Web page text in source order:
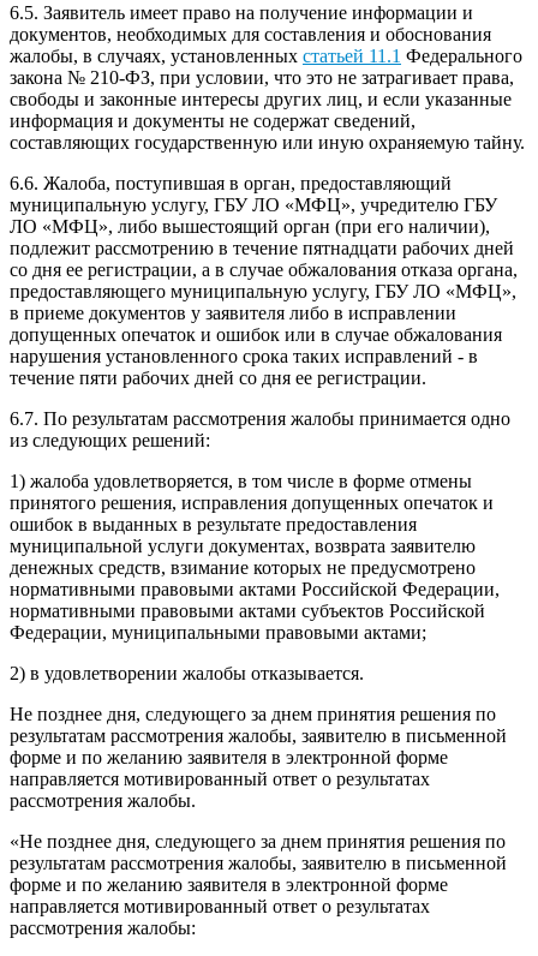
6.5. Заявитель имеет право на получение информации и
документов, необходимых для составления и обоснования
жалобы, в случаях, установленных статьей 11.1 Федерального
закона № 210-ФЗ, при условии, что это не затрагивает права,
свободы и законные интересы других лиц, и если указанные
информация и документы не содержат сведений,
составляющих государственную или иную охраняемую тайну.
6.6. Жалоба, поступившая в орган, предоставляющий
муниципальную услугу, ГБУ ЛО «МФЦ», учредителю ГБУ
ЛО «МФЦ», либо вышестоящий орган (при его наличии),
подлежит рассмотрению в течение пятнадцати рабочих дней
со дня ее регистрации, а в случае обжалования отказа органа,
предоставляющего муниципальную услугу, ГБУ ЛО «МФЦ»,
в приеме документов у заявителя либо в исправлении
допущенных опечаток и ошибок или в случае обжалования
нарушения установленного срока таких исправлений - в
течение пяти рабочих дней со дня ее регистрации.
6.7. По результатам рассмотрения жалобы принимается одно
из следующих решений:
1) жалоба удовлетворяется, в том числе в форме отмены
принятого решения, исправления допущенных опечаток и
ошибок в выданных в результате предоставления
муниципальной услуги документах, возврата заявителю
денежных средств, взимание которых не предусмотрено
нормативными правовыми актами Российской Федерации,
нормативными правовыми актами субъектов Российской
Федерации, муниципальными правовыми актами;
2) в удовлетворении жалобы отказывается.
Не позднее дня, следующего за днем принятия решения по
результатам рассмотрения жалобы, заявителю в письменной
форме и по желанию заявителя в электронной форме
направляется мотивированный ответ о результатах
рассмотрения жалобы.
«Не позднее дня, следующего за днем принятия решения по
результатам рассмотрения жалобы, заявителю в письменной
форме и по желанию заявителя в электронной форме
направляется мотивированный ответ о результатах
рассмотрения жалобы: